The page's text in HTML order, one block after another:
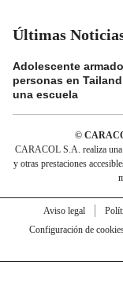
Últimas
Adolescente
personas en
una escuela
©
CARACOL S.A. realiza una
y otras prestaciones
Aviso legal
Configuración de